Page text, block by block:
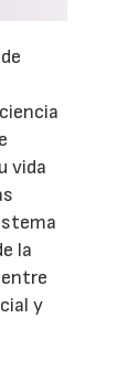
vida
la
y